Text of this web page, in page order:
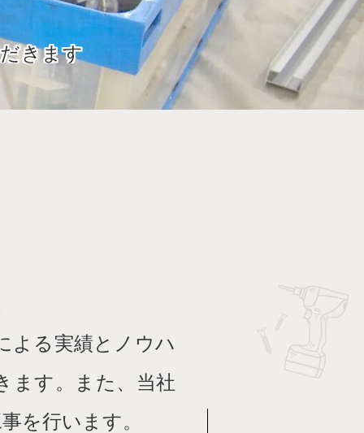
きます
よる実績とノウハ
ます。また、当社
を行います。